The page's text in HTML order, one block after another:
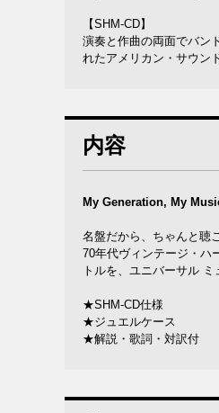
【SHM-CD】
演奏と作曲の両面でバン
れたアメリカン・サウン
内容
My Generation, My
名盤だから、ちゃんと聴
70年代ヴィンテージ・ハ
トルを、ユニバーサル
★SHM-CD仕様
★ジュエルケース
★解説・歌詞・対訳付